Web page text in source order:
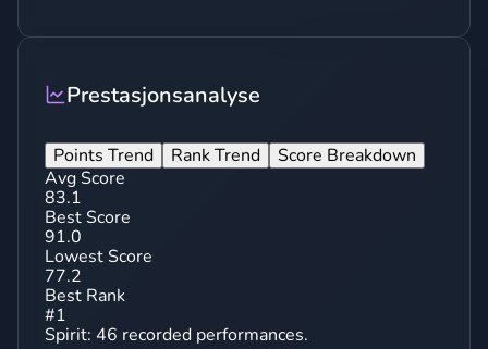
Prestasjonsanalyse
Points Trend Rank Trend
Score Breakdown
Avg Score
83.1
Best Score
91.0
Lowest Score
77.2
Best Rank
#1
Spirit: 46 recorded performances.